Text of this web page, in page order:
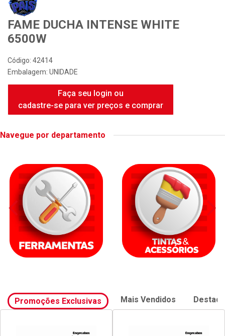
FAME DUCHA INTENSE WHITE
6500W
Código: 42414
Embalagem: UNIDADE
Faça seu login ou
cadastre-se para ver preços e comprar
Navegue por departamento
Promoções Exclusivas Mais Vendidos